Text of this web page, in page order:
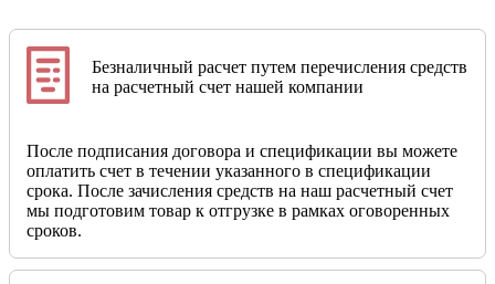
Безналичный расчет путем перечисления средств
на расчетный счет нашей компании
После подписания договора и спецификации вы можете
оплатить счет в течении указанного в спецификации
срока. После зачисления средств на наш расчетный счет
мы подготовим товар к отгрузке в рамках оговоренных
сроков.